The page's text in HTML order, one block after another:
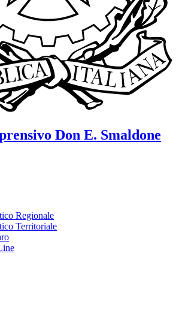
Don E. Smaldone
Regionale
Territoriale